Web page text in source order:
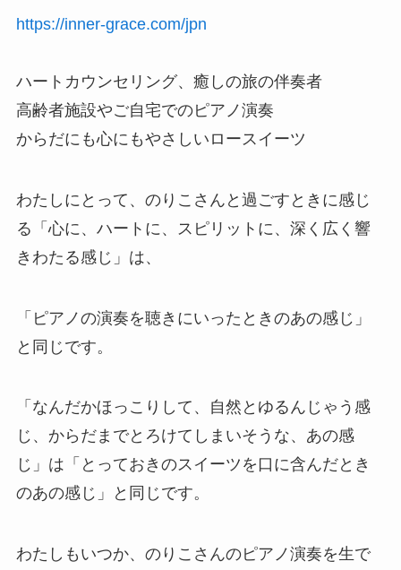
https://inner-grace.com/jpn
ハートカウンセリング、癒しの旅の伴奏者
高齢者施設やご自宅でのピアノ演奏
からだにも心にもやさしいロースイーツ
わたしにとって、のりこさんと過ごすときに感じ
る「心に、ハートに、スピリットに、深く広く響
きわたる感じ」は、
「ピアノの演奏を聴きにいったときのあの感じ」
と同じです。
「なんだかほっこりして、自然とゆるんじゃう感
じ、からだまでとろけてしまいそうな、あの感
じ」は「とっておきのスイーツを口に含んだとき
のあの感じ」と同じです。
わたしもいつか、のりこさんのピアノ演奏を生で